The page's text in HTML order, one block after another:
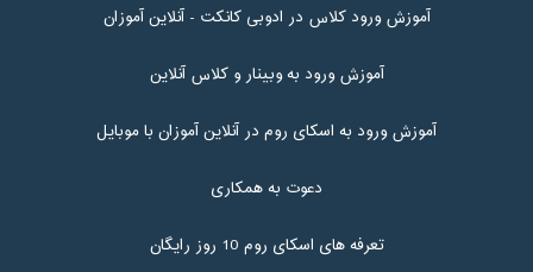
آموزش ورود کلاس در ادوبی کانکت - آنلاین آموزان
آموزش ورود به وبینار و کلاس آنلاین
آموزش ورود به اسکای روم در آنلاین آموزان با موبایل
دعوت به همکاری
تعرفه های اسکای روم 10 روز رایگان